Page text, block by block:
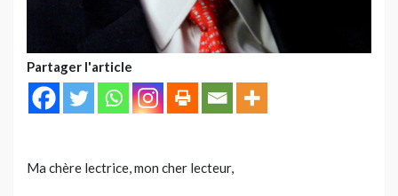
Partager l'article
Ma chère lectrice, mon cher lecteur,